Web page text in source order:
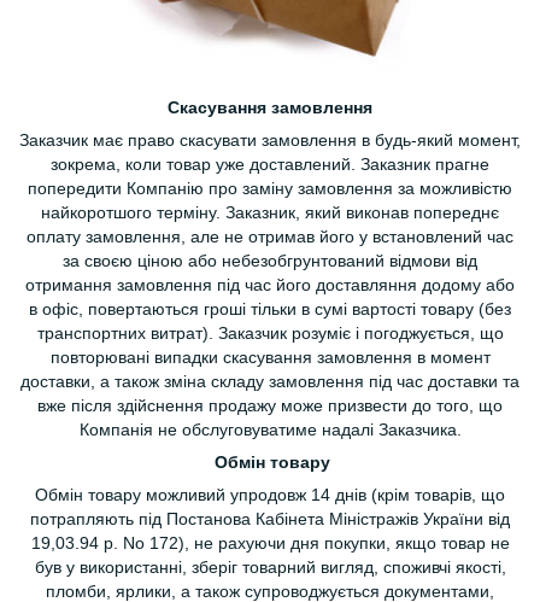
Скасування замовлення
Заказчик має право скасувати замовлення в будь-який момент,
зокрема, коли товар уже доставлений. Заказник прагне
попередити Компанію про заміну замовлення за можливістю
найкоротшого терміну. Заказник, який виконав попереднє
оплату замовлення, але не отримав його у встановлений час
за своєю ціною або небезобгрунтований відмови від
отримання замовлення під час його доставляння додому або
в офіс, повертаються гроші тільки в сумі вартості товару (без
транспортних витрат). Заказчик розуміє і погоджується, що
повторювані випадки скасування замовлення в момент
доставки, а також зміна складу замовлення під час доставки та
вже після здійснення продажу може призвести до того, що
Компанія не обслуговуватиме надалі Заказчика.
Обмін товару
Обмін товару можливий упродовж 14 днів (крім товарів, що
потрапляють під Постанова Кабінета Міністражів України від
19,03.94 р. No 172), не рахуючи дня покупки, якщо товар не
був у використанні, зберіг товарний вигляд, споживчі якості,
пломби, ярлики, а також супроводжується документами,